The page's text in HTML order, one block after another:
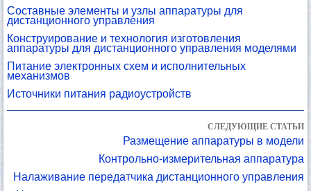
Составные элементы и узлы аппаратуры для
дистанционного управления
Конструирование и технология изготовления
аппаратуры для дистанционного управления моделями
Питание электронных схем и исполнительных
механизмов
Источники питания радиоустройств
СЛЕДУЮЩИЕ СТАТЬИ
Размещение аппаратуры в модели
Контрольно-измерительная аппаратура
Налаживание передатчика дистанционного управления